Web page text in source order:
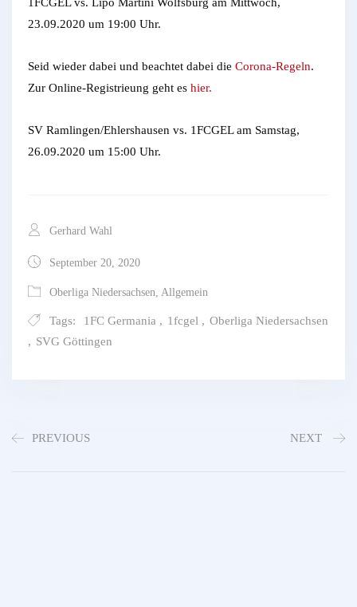
23.09.2020 um 19:00 Uhr.
Seid wieder dabei und beachtet dabei die Corona-Regeln.
Zur Online-Registrieung geht es hier.
SV Ramlingen/Ehlershausen vs. 1FCGEL am Samstag,
26.09.2020 um 15:00 Uhr.
Gerhard Wahl
September 20, 2020
Oberliga Niedersachsen, Allgemein
Tags: 1FC Germania , 1fcgel , Oberliga Niedersachsen
, SVG Göttingen
PREVIOUS NEXT